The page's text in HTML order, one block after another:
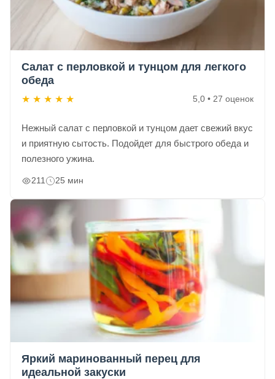
Салат с перловкой и тунцом для легкого
обеда
★ ★ ★ ★ ★ 5,0 • 27 оценок
Нежный салат с перловкой и тунцом дает свежий вкус
и приятную сытость. Подойдет для быстрого обеда и
полезного ужина.
211 25 мин
Яркий маринованный перец для
идеальной закуски